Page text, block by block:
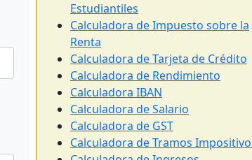
Estudiantiles
Calculadora de Impuesto sobre la
Renta
Calculadora de Tarjeta de Crédito
Calculadora de Rendimiento
Calculadora IBAN
Calculadora de Salario
Calculadora de GST
Calculadora de Tramos